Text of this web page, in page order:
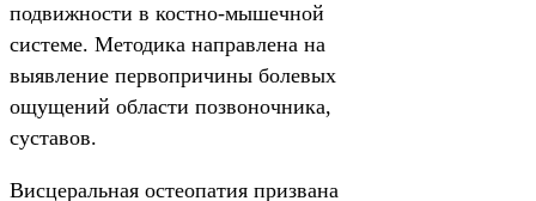
подвижности в костно-мышечной
системе. Методика направлена на
выявление первопричины болевых
ощущений области позвоночника,
суставов.
Висцеральная остеопатия призвана